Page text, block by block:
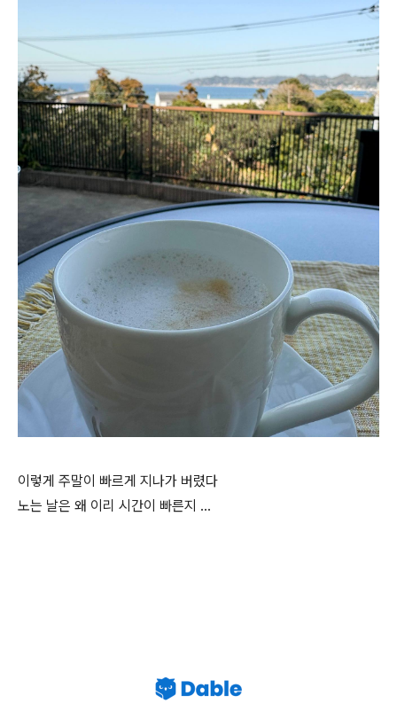
이렇게 주말이 빠르게 지나가 버렸다
노는 날은 왜 이리 시간이 빠른지 …